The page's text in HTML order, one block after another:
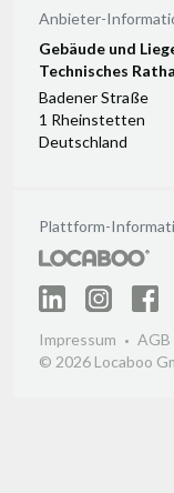
Anbieter-
Gebäude und
Technisches
Badener Straße
1 Rheinstetten
Deutschland
Plattform-
Impressum AGB
© 2026 Locaboo